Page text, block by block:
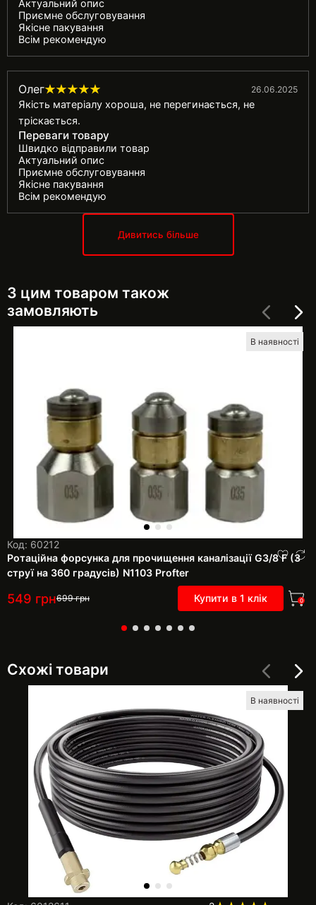
Актуальний опис
Приємне обслуговування
Якісне пакування
Всім рекомендую
Олег 26.06.2025
Якість матеріалу хороша, не перегинається, не
тріскається.
Переваги товару
Швидко відправили товар
Актуальний опис
Приємне обслуговування
Якісне пакування
Всім рекомендую
Дивитись більше
З цим товаром також
замовляють
В наявності
Код: 60212
Ротаційна форсунка для прочищення каналізації G3/8 F (3
струї на 360 градусів) N1103 Profter
549 грн699грн Купити в 1 клік 0
Схожі товари
В наявності